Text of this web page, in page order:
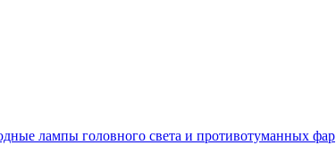
лампы головного света и противотуманных фар